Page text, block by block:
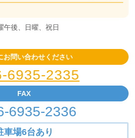
午後、日曜、祝日
お問い合わせください
6935-2335
FAX
6935-2336
車場6台あり